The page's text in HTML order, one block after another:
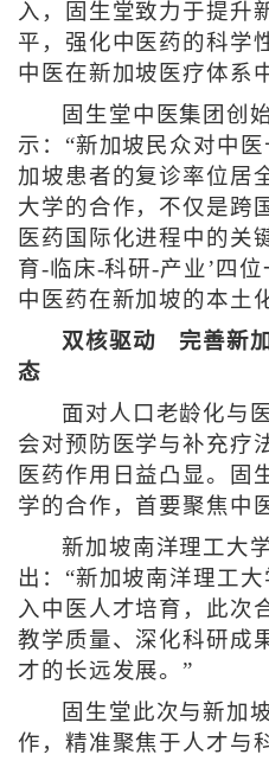
入，固生堂致力于提升
平，强化中医药的科学
中医在新加坡医疗体系
固生堂中医集团创
示：“新加坡民众对中
加坡患者的复诊率位居
大学的合作，不仅是跨
医药国际化进程中的关
育-临床-科研-产业’四
中医药在新加坡的本土
双核驱动 完善新
态
面对人口老龄化与
会对预防医学与补充疗
医药作用日益凸显。固
学的合作，首要聚焦中
新加坡南洋理工大
出：“新加坡南洋理工
入中医人才培育，此次
教学质量、深化科研成
才的长远发展。”
固生堂此次与新加
作，精准聚焦于人才与